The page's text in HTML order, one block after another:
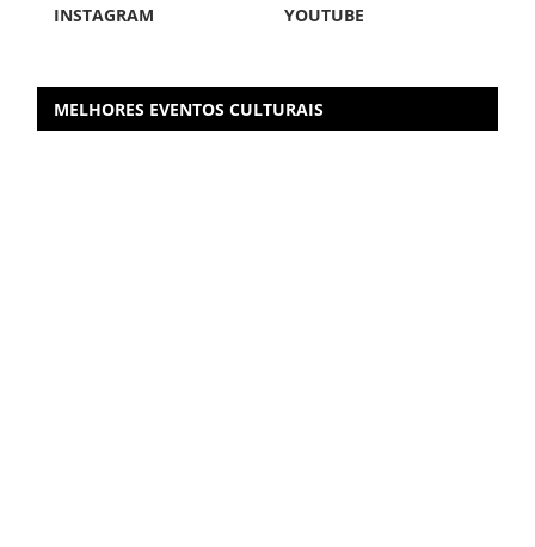
INSTAGRAM
YOUTUBE
MELHORES EVENTOS CULTURAIS